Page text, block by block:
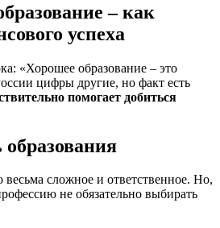
– как
успеха
«Хорошее образование – это
цифры другие, но факт есть
помогает добиться
сложное и ответственное. Но,
не обязательно выбирать